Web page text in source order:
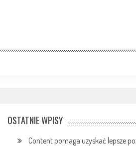
OSTATNIE WPISY
Content pomaga uzyskać lepsze